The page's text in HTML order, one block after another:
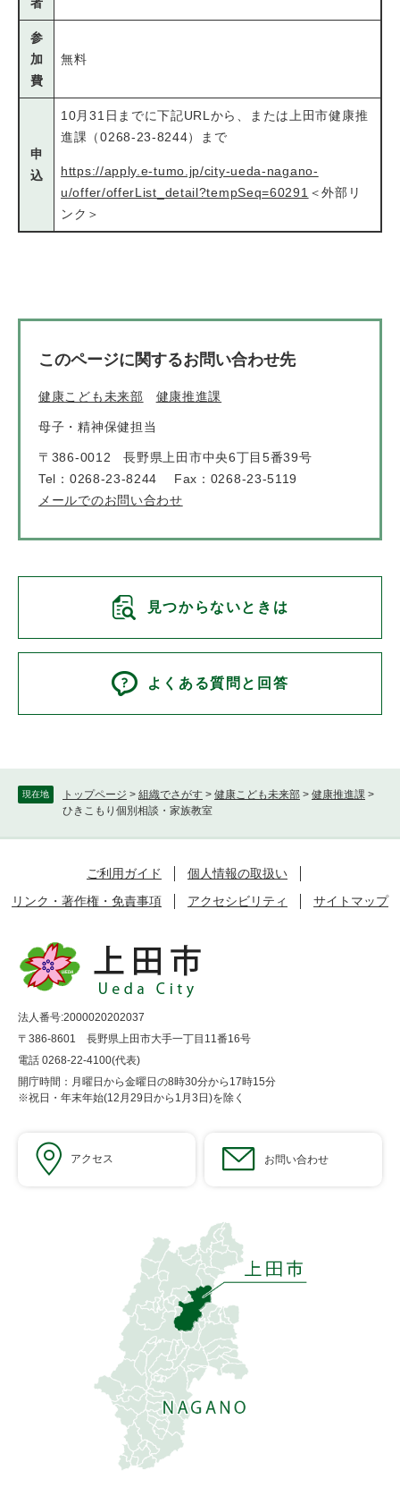
現在地 トップページ > 組織でさがす > 健康こども未来部 > 健康推進課 >
ひきこもり個別相談・家族教室
者
参
加
費
無料
申
込
10月31日までに下記URLから、または上田市健康推
進課（0268-23-8244）まで
https://apply.e-tumo.jp/city-ueda-nagano-
u/offer/offerList_detail?tempSeq=60291 ＜外部リ
ンク＞
このページに関するお問い合わせ先
健康こども未来部 健康推進課
母子・精神保健担当
〒386-0012
長野県上田市中央6丁目5番39号
Tel：0268-23-8244
Fax：0268-23-5119
メールでのお問い合わせ
見つからないときは
よくある質問と回答
ご利用ガイド
個人情報の取扱い
リンク・著作権・免責事項
アクセシビリティ サイトマップ
法人番号:2000020202037
〒386-8601 長野県上田市大手一丁目11番16号
電話 0268-22-4100(代表)
開庁時間：月曜日から金曜日の8時30分から17時15分
※祝日・年末年始(12月29日から1月3日)を除く
アクセス お問い合わせ